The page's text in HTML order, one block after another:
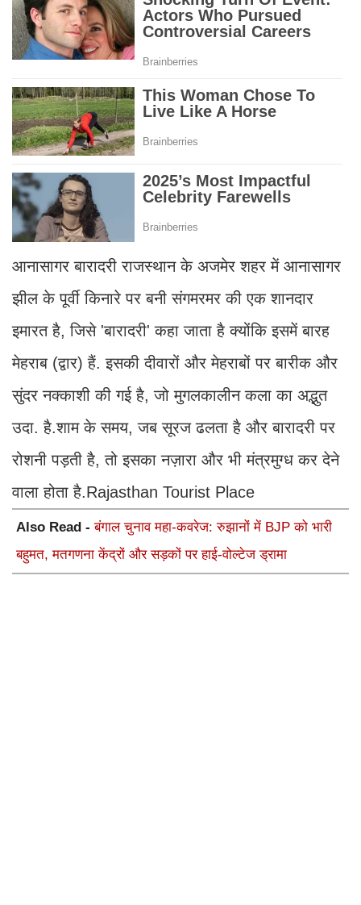
आनासागर बारादरी राजस्थान के अजमेर शहर में आनासागर
झील के पूर्वी किनारे पर बनी संगमरमर की एक शानदार
इमारत है, जिसे 'बारादरी' कहा जाता है क्योंकि इसमें बारह
मेहराब (द्वार) हैं. इसकी दीवारों और मेहराबों पर बारीक और
सुंदर नक्काशी की गई है, जो मुगलकालीन कला का अद्भुत
उदा. है.शाम के समय, जब सूरज ढलता है और बारादरी पर
रोशनी पड़ती है, तो इसका नज़ारा और भी मंत्रमुग्ध कर देने
वाला होता है.Rajasthan Tourist Place
Also Read -बंगाल चुनाव महा-कवरेज: रुझानों में BJP को भारी
बहुमत, मतगणना केंद्रों और सड़कों पर हाई-वोल्टेज ड्रामा